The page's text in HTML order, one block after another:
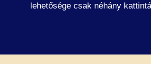
lehetősége csak néhány